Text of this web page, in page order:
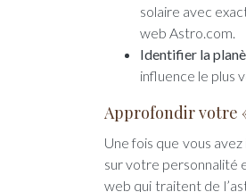
solaire avec
web Astro.com.
Identifier la
influence le plus
Approfondir votre
Une fois que vous
sur votre personnalité
web qui traitent de